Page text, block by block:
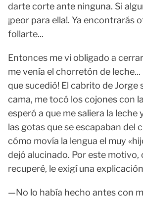
darte corte ante ninguna. Si
¡peor para ella!. Ya encontrarás
follarte...
Entonces me vi obligado a
me venía el chorretón de leche...
que sucedió! El cabrito de Jorge
cama, me tocó los cojones con
esperó a que me saliera la leche
las gotas que se escapaban del
cómo movía la lengua el muy
dejó alucinado. Por este motivo,
recuperé, le exigí una
—No lo había hecho antes con